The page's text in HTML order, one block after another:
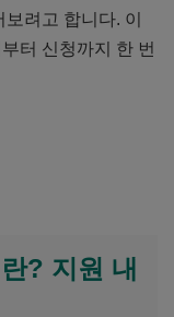
려고 합니다. 이
터 신청까지 한 번
? 지원 내